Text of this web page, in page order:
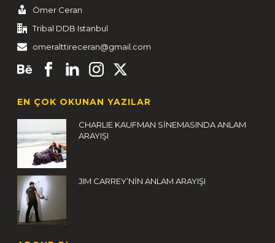
Ömer Ceran
Tribal DDB Istanbul
omeralttireceran@gmail.com
EN ÇOK OKUNAN YAZILAR
CHARLIE KAUFMAN SİNEMASINDA ANLAM
ARAYIŞI
JIM CARREY’NİN ANLAM ARAYIŞI